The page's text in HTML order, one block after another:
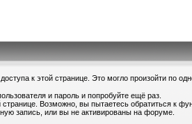
к этой странице. Это могло произойти по
и пароль и попробуйте ещё раз.
Возможно, вы пытаетесь обратиться к
запись, или вы не активированы на форуме.